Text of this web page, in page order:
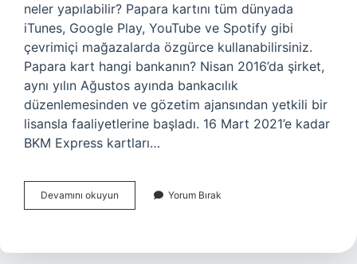
neler yapılabilir? Papara kartını tüm dünyada
iTunes, Google Play, YouTube ve Spotify gibi
çevrimiçi mağazalarda özgürce kullanabilirsiniz.
Papara kart hangi bankanın? Nisan 2016’da şirket,
aynı yılın Ağustos ayında bankacılık
düzenlemesinden ve gözetim ajansından yetkili bir
lisansla faaliyetlerine başladı. 16 Mart 2021’e kadar
BKM Express kartları…
Devamını okuyun
Ile
Alınır
Yorum Bırak